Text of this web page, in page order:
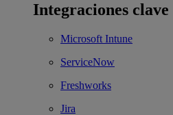
Integraciones clave
Microsoft Intune
ServiceNow
Freshworks
Jira